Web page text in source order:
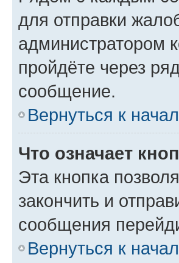
для отправки
администратором
пройдёте через
сообщение.
Вернуться к
Что означает
Эта кнопка
закончить и
сообщения
Вернуться к